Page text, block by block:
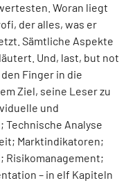
Woran liegt
der alles, was er
Sämtliche Aspekte
Und, last, but not
Finger in die
Ziel, seine Leser zu
und
Technische Analyse
Marktindikatoren;
Risikomanagement;
– in elf Kapiteln